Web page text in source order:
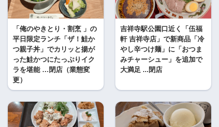
「俺のやきとり・割烹 」の
平日限定ランチ「ザ！鮭か
つ親子丼」でカリッと揚が
った鮭かつにたっぷりイク
ラを堪能 …閉店（業態変
更）
吉祥寺駅公園口近く「伍福
軒 吉祥寺店」で新商品「冷
やし辛つけ麺」に「おつま
みチャーシュー」を追加で
大満足 ...閉店